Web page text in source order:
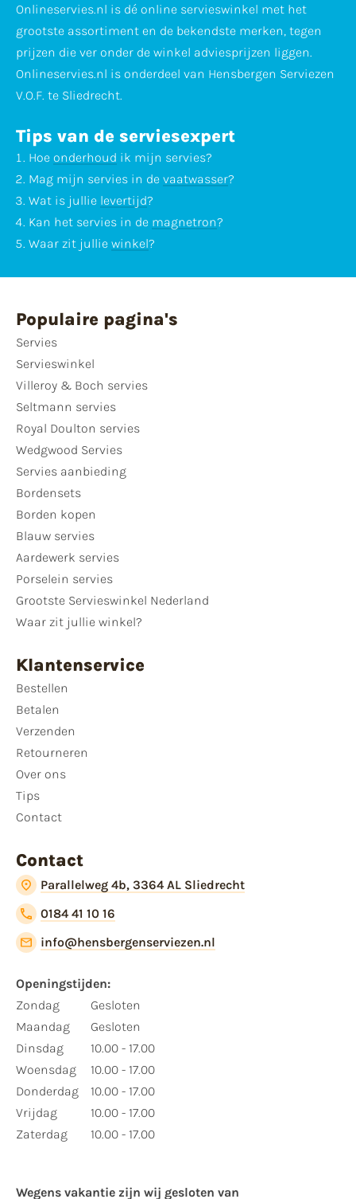
Onlineservies.nl is dé online servieswinkel met het
grootste assortiment en de bekendste merken, tegen
prijzen die ver onder de winkel adviesprijzen liggen.
Onlineservies.nl is onderdeel van Hensbergen Serviezen
V.O.F. te Sliedrecht.
Tips van de serviesexpert
Hoe onderhoud ik mijn servies?
Mag mijn servies in de vaatwasser?
Wat is jullie levertijd?
Kan het servies in de magnetron?
Waar zit jullie winkel?
Populaire pagina's
Servies
Servieswinkel
Villeroy & Boch servies
Seltmann servies
Royal Doulton servies
Wedgwood Servies
Servies aanbieding
Bordensets
Borden kopen
Blauw servies
Aardewerk servies
Porselein servies
Grootste Servieswinkel Nederland
Waar zit jullie winkel?
Klantenservice
Bestellen
Betalen
Verzenden
Retourneren
Over ons
Tips
Contact
Contact
Parallelweg 4b, 3364 AL Sliedrecht
0184 41 10 16
info@hensbergenserviezen.nl
Openingstijden:
Zondag
Maandag
Dinsdag
Woensdag
Donderdag
Vrijdag
Zaterdag
Gesloten
Gesloten
10.00 - 17.00
10.00 - 17.00
10.00 - 17.00
10.00 - 17.00
10.00 - 17.00
Wegens vakantie zijn wij gesloten van ​